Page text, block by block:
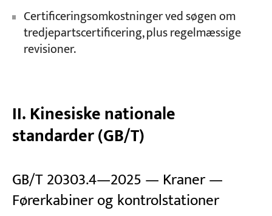
Certificeringsomkostninger ved søgen om
tredjepartscertificering, plus regelmæssige
revisioner.
II. Kinesiske nationale
standarder (GB/T)
GB/T 20303.4—2025 — Kraner —
Førerkabiner og kontrolstationer